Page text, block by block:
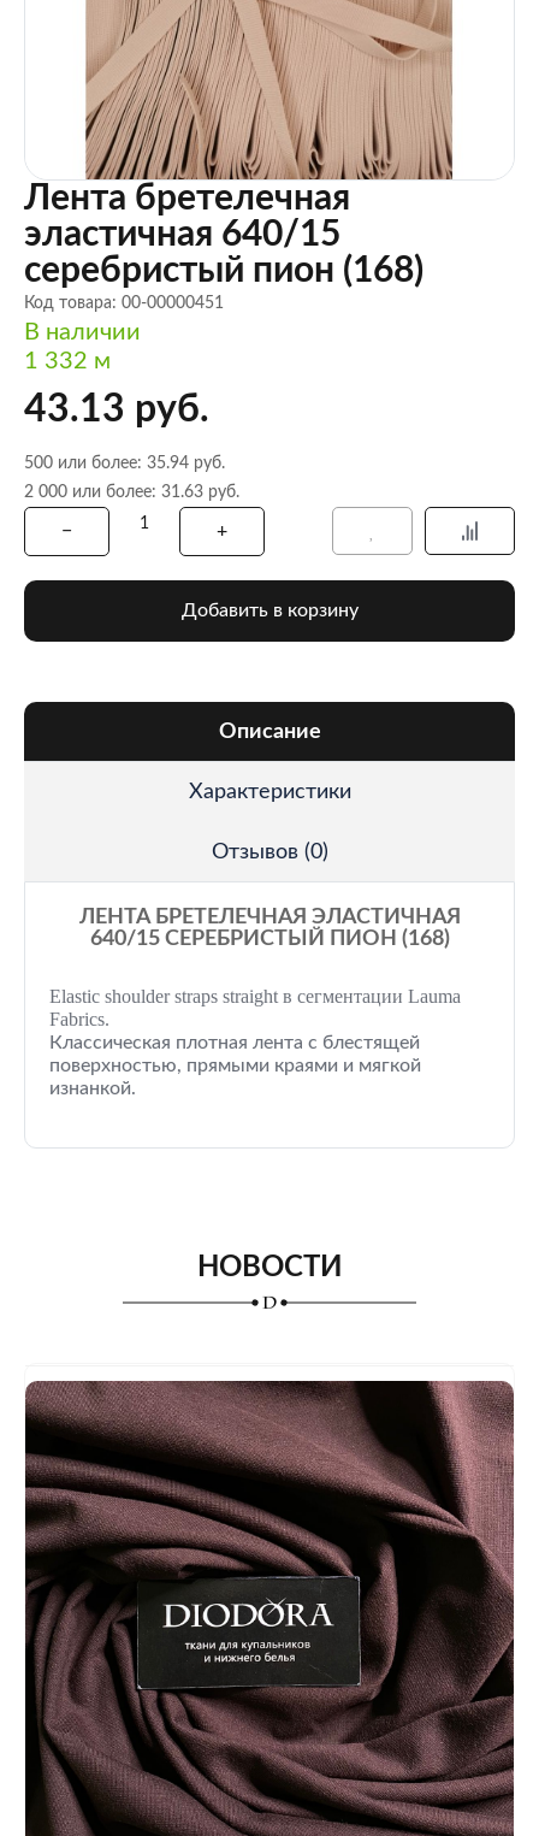
Лента бретелечная
эластичная 640/15
серебристый пион (168)
Код товара: 00-00000451
В наличии
1 332 м
43.13 руб.
500 или более: 35.94 руб.
2 000 или более: 31.63 руб.
Добавить в корзину
Описание
Характеристики
Отзывов (0)
ЛЕНТА БРЕТЕЛЕЧНАЯ ЭЛАСТИЧНАЯ
640/15 СЕРЕБРИСТЫЙ ПИОН (168)
Elastic shoulder straps straight в сегментации Lauma
Fabrics.
Классическая плотная лента с блестящей
поверхностью, прямыми краями и мягкой
изнанкой.
НОВОСТИ